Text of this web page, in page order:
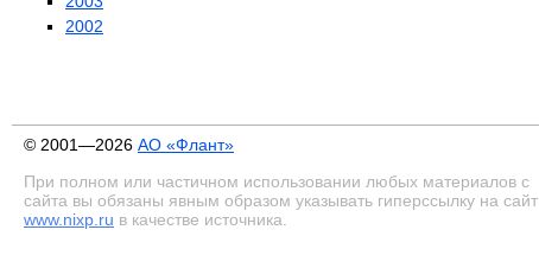
2002
© 2001—2026 АО «Флант»
При полном или частичном использовании любых материалов с
сайта вы обязаны явным образом указывать гиперссылку на сайт
www.nixp.ru в качестве источника.